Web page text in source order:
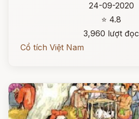
24-09-2020
⭐ 4.8
3,960 lượt đọc
Cổ tích Việt Nam